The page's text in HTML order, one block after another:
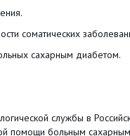
соматических
сахарным диабетом.
службы в
помощи больным